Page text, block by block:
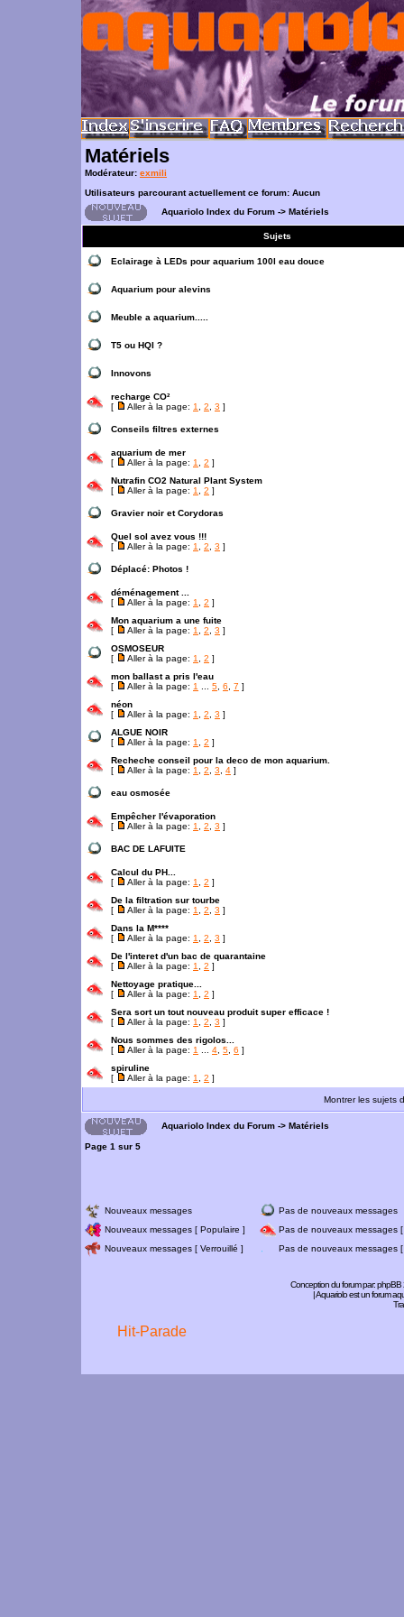
Matériels
Modérateur: exmili
Utilisateurs parcourant actuellement ce forum: Aucun
Aquariolo Index du Forum -> Matériels
Sujets
Eclairage à LEDs pour aquarium 100l eau douce
Aquarium pour alevins
Meuble a aquarium.....
T5 ou HQI ?
Innovons
recharge CO²
[
Aller à la page: 1 2 3 ]
Conseils filtres externes
aquarium de mer
[
Aller à la page: 1 2 ]
Nutrafin CO2 Natural Plant System
[
Aller à la page: 1 2 ]
Gravier noir et Corydoras
Quel sol avez vous !!!
[
Aller à la page: 1 2 3 ]
Déplacé: Photos !
déménagement ...
[
Aller à la page: 1 2 ]
Mon aquarium a une fuite
[
Aller à la page: 1 2 3 ]
OSMOSEUR
[
Aller à la page: 1 2 ]
mon ballast a pris l'eau
[
Aller à la page: 1 5 6 7 ]
néon
[
Aller à la page: 1 2 3 ]
ALGUE NOIR
[
Aller à la page: 1 2 ]
Recheche conseil pour la deco de mon aquarium.
[
Aller à la page: 1 2 3 4 ]
eau osmosée
Empêcher l'évaporation
[
Aller à la page: 1 2 3 ]
BAC DE LAFUITE
Calcul du PH...
[
Aller à la page: 1 2 ]
De la filtration sur tourbe
[
Aller à la page: 1 2 3 ]
Dans la M****
[
Aller à la page: 1 2 3 ]
De l'interet d'un bac de quarantaine
[
Aller à la page: 1 2 ]
Nettoyage pratique...
[
Aller à la page: 1 2 ]
Sera sort un tout nouveau produit super efficace !
[
Aller à la page: 1 2 3 ]
Nous sommes des rigolos...
[
Aller à la page: 1 4 5 6 ]
spiruline
[
Aller à la page: 1 2 ]
Montrer les sujets
Aquariolo Index du Forum -> Matériels
Page 1 sur 5
Nouveaux messages
Pas de nouveaux messages
Nouveaux messages [ Populaire ]
Pas de nouveaux messages
Nouveaux messages [ Verrouillé ]
Pas de nouveaux messages [
Conception du forum par:phpBB
| Aquariolo est un forum